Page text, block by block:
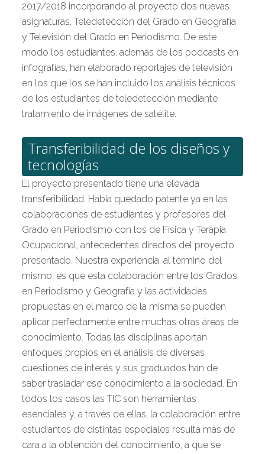
2017/2018 incorporando al proyecto dos nuevas
asignaturas, Teledetección del Grado en Geografía
y Televisión del Grado en Periodismo. De este
modo los estudiantes, además de los podcasts en
infografías, han elaborado reportajes de televisión
en los que los se han incluido los análisis técnicos
de los estudiantes de teledetección mediante
tratamiento de imágenes de satélite.
Transferibilidad de los diseños y
tecnologías
El proyecto presentado tiene una elevada
transferibilidad. Había quedado patente ya en las
colaboraciones de estudiantes y profesores del
Grado en Periodismo con los de Física y Terapia
Ocupacional, antecedentes directos del proyecto
presentado. Nuestra experiencia, al término del
mismo, es que esta colaboración entre los Grados
en Periodismo y Geografía y las actividades
propuestas en el marco de la misma se pueden
aplicar perfectamente entre muchas otras áreas de
conocimiento. Todas las disciplinas aportan
enfoques propios en el análisis de diversas
cuestiones de interés y sus graduados han de
saber trasladar ese conocimiento a la sociedad. En
todos los casos las TIC son herramientas
esenciales y, a través de ellas, la colaboración entre
estudiantes de distintas especiales resulta más de
cara a la obtención del conocimiento, a que se